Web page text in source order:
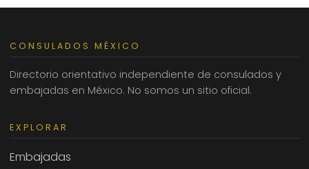
CONSULADOS MÉXICO
Directorio orientativo independiente de consulados y
embajadas en México. No somos un sitio oficial.
EXPLORAR
Embajadas